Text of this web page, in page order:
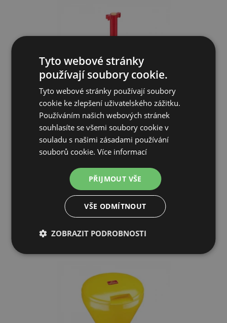
Miska krmná pro selata Mini-click / EASY PAN
700 Kč
CENTRÁLNÍ SKLAD (EXPEDICE 5-7 DNŮ)
PŘIDAT DO KOŠÍKU
Tyto webové stránky
používají soubory cookie.
Tyto webové stránky používají soubory
cookie ke zlepšení uživatelského zážitku.
Používáním našich webových stránek
souhlasíte se všemi soubory cookie v
souladu s našimi zásadami používání
souborů cookie.Více informací
PŘIJMOUT VŠE
VŠE ODMÍTNOUT
ZOBRAZIT PODROBNOSTI